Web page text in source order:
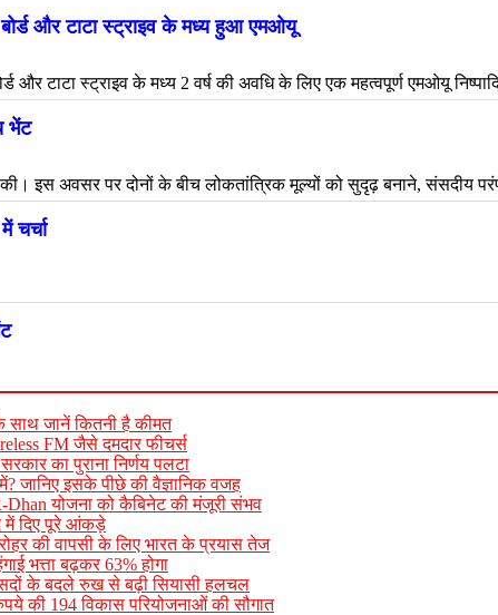
साथ जानें कितनी है कीमत
FM जैसे दमदार फीचर्स
का पुराना निर्णय पलटा
जानिए इसके पीछे की वैज्ञानिक वजह
योजना को कैबिनेट की मंजूरी संभव
में दिए पूरे आंकड़े
की वापसी के लिए भारत के प्रयास तेज
भत्ता बढ़कर 63% होगा
के बदले रुख से बढ़ी सियासी हलचल
की 194 विकास परियोजनाओं की सौगात